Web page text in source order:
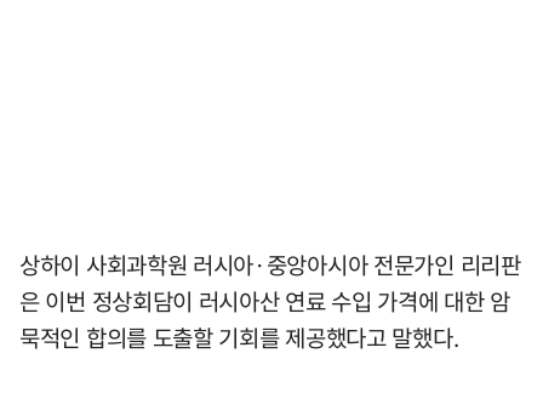
상하이 사회과학원 러시아·중앙아시아 전문가인 리리판
은 이번 정상회담이 러시아산 연료 수입 가격에 대한 암
묵적인 합의를 도출할 기회를 제공했다고 말했다.